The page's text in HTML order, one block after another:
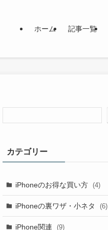
ホーム 記事一覧
カテゴリー
iPhoneのお得な買い方 (4)
iPhoneの裏ワザ・小ネタ (6)
iPhone関連 (9)